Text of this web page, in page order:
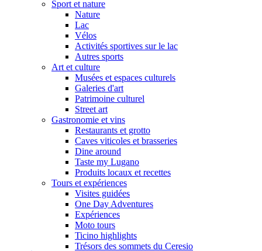
Sport et nature
Nature
Lac
Vélos
Activités sportives sur le lac
Autres sports
Art et culture
Musées et espaces culturels
Galeries d'art
Patrimoine culturel
Street art
Gastronomie et vins
Restaurants et grotto
Caves viticoles et brasseries
Dine around
Taste my Lugano
Produits locaux et recettes
Tours et expériences
Visites guidées
One Day Adventures
Expériences
Moto tours
Ticino highlights
Trésors des sommets du Ceresio